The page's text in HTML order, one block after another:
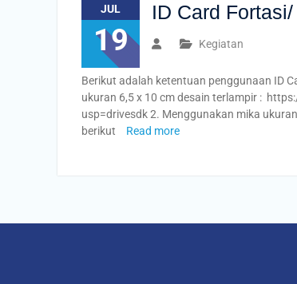
JUL
19
ID Card
Kegiatan
Berikut adalah ketentuan penggunaan ID
ukuran 6,5 x 10 cm desain terlampir :
usp=drivesdk 2. Menggunakan mika
berikut
Read more